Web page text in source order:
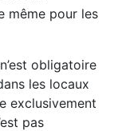
même pour les
obligatoire
les locaux
exclusivement
pas